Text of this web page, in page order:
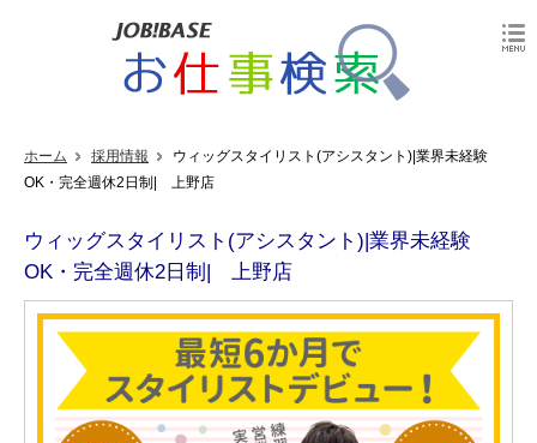
ホーム 採用情報
ウィッグスタイリスト(アシスタント)|業界未経験
OK・完全週休2日制| 上野店
ウィッグスタイリスト(アシスタント)|業界未経験
OK・完全週休2日制| 上野店